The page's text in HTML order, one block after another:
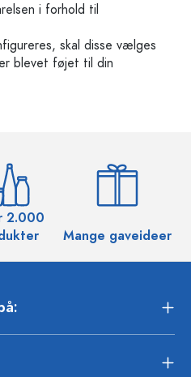
i forhold til
skal disse vælges
blevet føjet til din
2.000
Mange gaveideer